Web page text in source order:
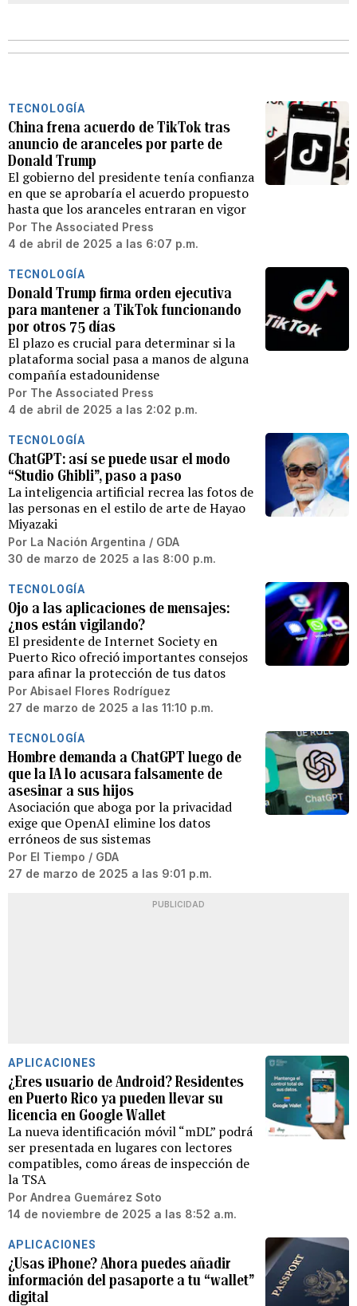
TECNOLOGÍA
China frena acuerdo de TikTok tras
anuncio de aranceles por parte de
Donald Trump
El gobierno del presidente tenía confianza
en que se aprobaría el acuerdo propuesto
hasta que los aranceles entraran en vigor
Por The Associated Press
4 de abril de 2025 a las 6:07 p.m.
TECNOLOGÍA
Donald Trump firma orden ejecutiva
para mantener a TikTok funcionando
por otros 75 días
El plazo es crucial para determinar si la
plataforma social pasa a manos de alguna
compañía estadounidense
Por The Associated Press
4 de abril de 2025 a las 2:02 p.m.
TECNOLOGÍA
ChatGPT: así se puede usar el modo
“Studio Ghibli”, paso a paso
La inteligencia artificial recrea las fotos de
las personas en el estilo de arte de Hayao
Miyazaki
Por La Nación Argentina / GDA
30 de marzo de 2025 a las 8:00 p.m.
TECNOLOGÍA
Ojo a las aplicaciones de mensajes:
¿nos están vigilando?
El presidente de Internet Society en
Puerto Rico ofreció importantes consejos
para afinar la protección de tus datos
Por Abisael Flores Rodríguez
27 de marzo de 2025 a las 11:10 p.m.
TECNOLOGÍA
Hombre demanda a ChatGPT luego de
que la IA lo acusara falsamente de
asesinar a sus hijos
Asociación que aboga por la privacidad
exige que OpenAI elimine los datos
erróneos de sus sistemas
Por El Tiempo / GDA
27 de marzo de 2025 a las 9:01 p.m.
PUBLICIDAD
APLICACIONES
¿Eres usuario de Android? Residentes
en Puerto Rico ya pueden llevar su
licencia en Google Wallet
La nueva identificación móvil “mDL” podrá
ser presentada en lugares con lectores
compatibles, como áreas de inspección de
la TSA
Por Andrea Guemárez Soto
14 de noviembre de 2025 a las 8:52 a.m.
APLICACIONES
¿Usas iPhone? Ahora puedes añadir
información del pasaporte a tu “wallet”
digital